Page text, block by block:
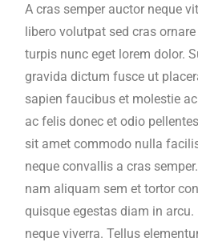
A cras semper auctor neque
libero volutpat sed cras
turpis nunc eget lorem dolor.
gravida dictum fusce ut
sapien faucibus et molestie
ac felis donec et odio
sit amet commodo nulla
neque convallis a cras
nam aliquam sem et tortor
quisque egestas diam in
neque viverra. Tellus